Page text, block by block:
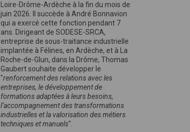
Loire-Drôme-Ardèche à la fin du mois de
juin 2026. Il succède à André Bonnavion
qui a exercé cette fonction pendant 7
ans. Dirigeant de SODESE-SRCA,
entreprise de sous-traitance industrielle
implantée à Félines, en Ardèche, et à La
Roche-de-Glun, dans la Drôme, Thomas
Gaubert souhaite développer le
"renforcement des relations avec les
entreprises, le développement de
formations adaptées à leurs besoins,
l’accompagnement des transformations
industrielles et la valorisation des métiers
techniques et manuels".